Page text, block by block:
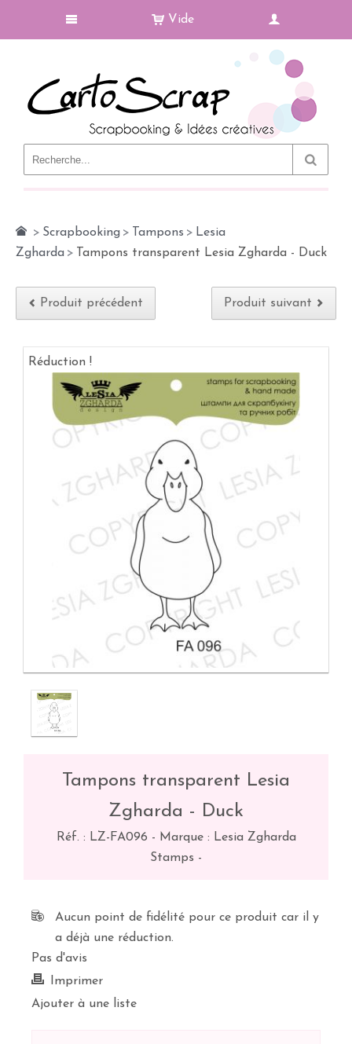
Vide
> Scrapbooking > Tampons > Lesia
Zgharda > Tampons transparent Lesia Zgharda - Duck
Produit précédent Produit suivant
Réduction !
Tampons transparent Lesia
Zgharda - Duck
Réf. : LZ-FA096 - Marque : Lesia Zgharda
Stamps -
Aucun point de fidélité pour ce produit car il y
a déjà une réduction.
Pas d'avis
Imprimer
Ajouter à une liste